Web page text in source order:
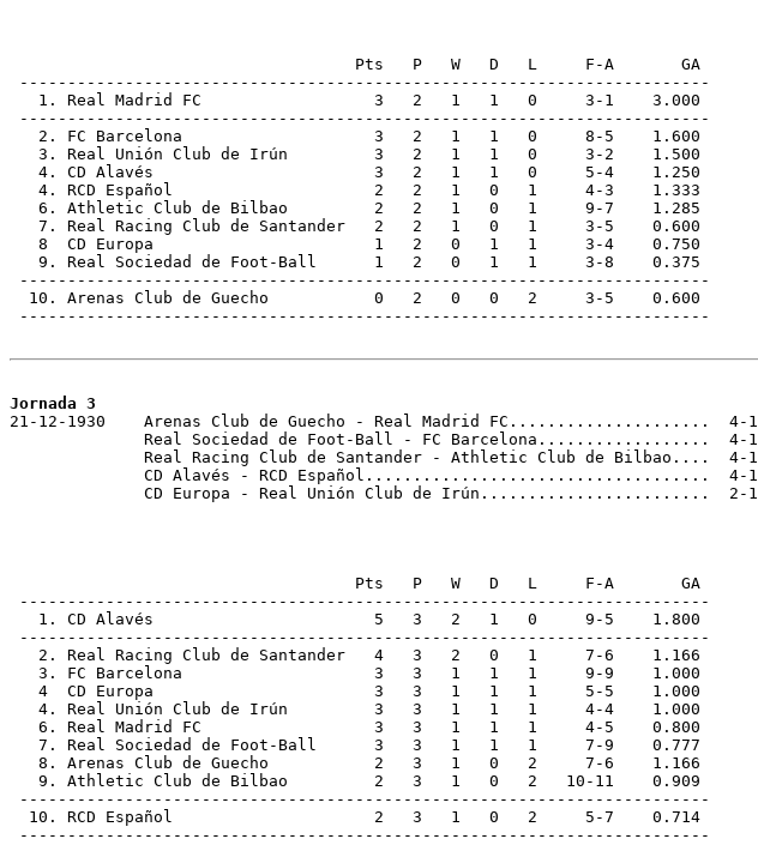
                                    Pts   P   W   D   L     F-A       GA
------------------------------------------------------------------------
   1. Real Madrid FC                  3   2   1   1   0     3-1    3.000
------------------------------------------------------------------------
   2. FC Barcelona                    3   2   1   1   0     8-5    1.600
   3. Real Unión Club de Irún         3   2   1   1   0     3-2    1.500
   4. CD Alavés                       3   2   1   1   0     5-4    1.250
   4. RCD Español                     2   2   1   0   1     4-3    1.333
   6. Athletic Club de Bilbao         2   2   1   0   1     9-7    1.285
   7. Real Racing Club de Santander   2   2   1   0   1     3-5    0.600
   8  CD Europa                       1   2   0   1   1     3-4    0.750
   9. Real Sociedad de Foot-Ball      1   2   0   1   1     3-8    0.375
------------------------------------------------------------------------
  10. Arenas Club de Guecho           0   2   0   0   2     3-5    0.600
------------------------------------------------------------------------
Jornada 3
21-12-1930    Arenas Club de Guecho - Real Madrid FC.....................  4-1
              Real Sociedad de Foot-Ball - FC Barcelona..................  4-1
              Real Racing Club de Santander - Athletic Club de Bilbao....  4-1
              CD Alavés - RCD Español....................................  4-1
              CD Europa - Real Unión Club de Irún........................  2-1
                                    Pts   P   W   D   L     F-A       GA
------------------------------------------------------------------------
   1. CD Alavés                       5   3   2   1   0     9-5    1.800
------------------------------------------------------------------------
   2. Real Racing Club de Santander   4   3   2   0   1     7-6    1.166
   3. FC Barcelona                    3   3   1   1   1     9-9    1.000
   4  CD Europa                       3   3   1   1   1     5-5    1.000
   4. Real Unión Club de Irún         3   3   1   1   1     4-4    1.000
   6. Real Madrid FC                  3   3   1   1   1     4-5    0.800
   7. Real Sociedad de Foot-Ball      3   3   1   1   1     7-9    0.777
   8. Arenas Club de Guecho           2   3   1   0   2     7-6    1.166
   9. Athletic Club de Bilbao         2   3   1   0   2   10-11    0.909
------------------------------------------------------------------------
  10. RCD Español                     2   3   1   0   2     5-7    0.714
------------------------------------------------------------------------